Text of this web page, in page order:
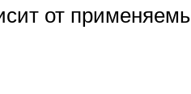
от